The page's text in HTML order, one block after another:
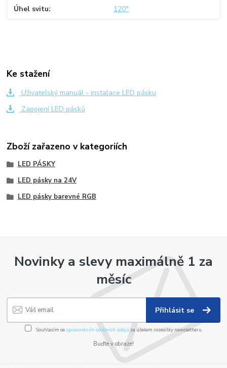
Úhel svitu 120°
Ke stažení
Uživatelský manuál - instalace LED pásku
Zapojení LED pásků
Zboží zařazeno v kategoriích
LED PÁSKY
LED pásky na 24V
LED pásky barevné RGB
Novinky a slevy maximálně 1 za
měsíc
Přihlásit se
Souhlasím se zpracováním osobních údajůza účelem rozesílky newsletteru.
Buďte v obraze!